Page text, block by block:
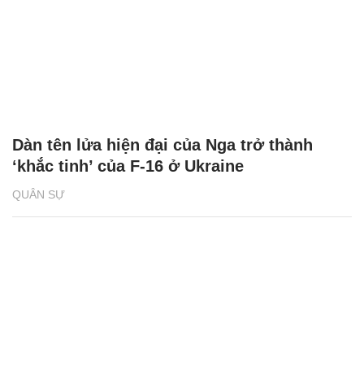
QUÂN SỰ
Dàn tên lửa hiện đại của Nga trở thành
‘khắc tinh’ của F-16 ở Ukraine